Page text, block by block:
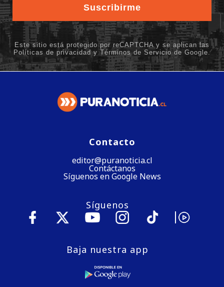
Contacto
editor@puranoticia.cl
Contáctanos
Síguenos en Google News
Síguenos
Baja nuestra app